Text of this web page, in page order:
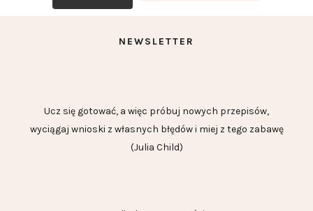
NEWSLETTER
Ucz się gotować, a więc próbuj nowych przepisów,
wyciągaj wnioski z własnych błędów i miej z tego zabawę
(Julia Child)